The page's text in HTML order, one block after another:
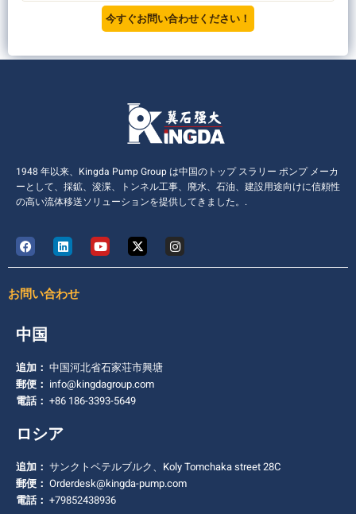
今すぐお問い合わせください！
1948 年以来、Kingda Pump Group は中国のトップ スラリー ポンプ メーカ
ーとして、採鉱、浚渫、トンネル工事、廃水、石油、建設用途向けに信頼性
の高い流体移送ソリューションを提供してきました。.
お問い合わせ
中国
追加： 中国河北省石家荘市興塘
郵便： info@kingdagroup.com
電話： +86 186-3393-5649
ロシア
追加： サンクトペテルブルク、Koly Tomchaka street 28C
郵便： Orderdesk@kingda-pump.com
電話： +79852438936